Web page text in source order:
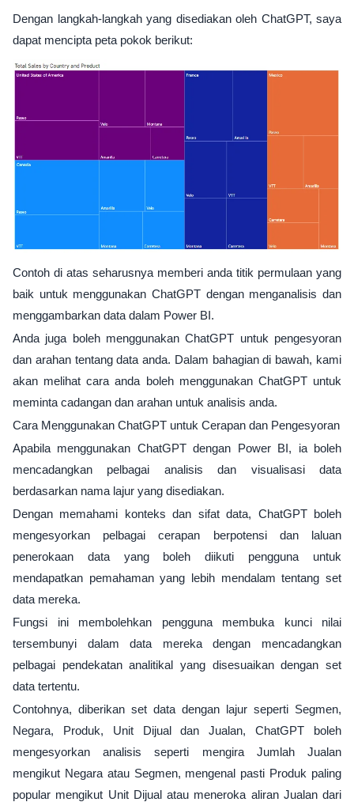
Dengan langkah-langkah yang disediakan oleh ChatGPT, saya
dapat mencipta peta pokok berikut:
Contoh di atas seharusnya memberi anda titik permulaan yang
baik untuk menggunakan ChatGPT dengan menganalisis dan
menggambarkan data dalam Power BI.
Anda juga boleh menggunakan ChatGPT untuk pengesyoran
dan arahan tentang data anda. Dalam bahagian di bawah, kami
akan melihat cara anda boleh menggunakan ChatGPT untuk
meminta cadangan dan arahan untuk analisis anda.
Cara Menggunakan ChatGPT untuk Cerapan dan Pengesyoran
Apabila menggunakan ChatGPT dengan Power BI, ia boleh
mencadangkan pelbagai analisis dan visualisasi data
berdasarkan nama lajur yang disediakan.
Dengan memahami konteks dan sifat data, ChatGPT boleh
mengesyorkan pelbagai cerapan berpotensi dan laluan
penerokaan data yang boleh diikuti pengguna untuk
mendapatkan pemahaman yang lebih mendalam tentang set
data mereka.
Fungsi ini membolehkan pengguna membuka kunci nilai
tersembunyi dalam data mereka dengan mencadangkan
pelbagai pendekatan analitikal yang disesuaikan dengan set
data tertentu.
Contohnya, diberikan set data dengan lajur seperti Segmen,
Negara, Produk, Unit Dijual dan Jualan, ChatGPT boleh
mengesyorkan analisis seperti mengira Jumlah Jualan
mengikut Negara atau Segmen, mengenal pasti Produk paling
popular mengikut Unit Dijual atau meneroka aliran Jualan dari